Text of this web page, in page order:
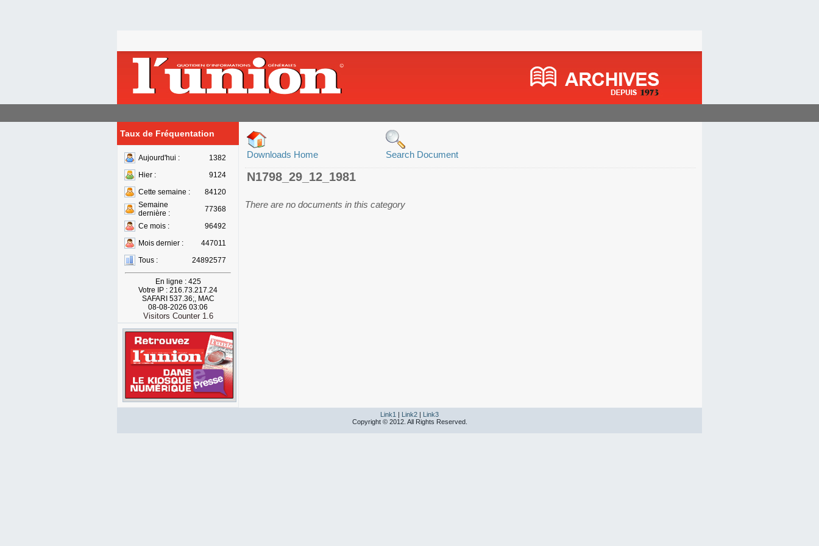
Taux de Fréquentation
Aujourd'hui :
1382
Hier :
9124
Cette semaine :
84120
Semaine
dernière :
77368
Ce mois :
96492
Mois dernier :
447011
Tous :
24892577
En ligne : 425
Votre IP : 216.73.217.24
SAFARI 537.36;, MAC
08-08-2026 03:06
Visitors Counter 1.6
Downloads Home Search Document
N1798_29_12_1981
There are no documents in this category
Link1 | Link2 | Link3
Copyright © 2012. All Rights Reserved.